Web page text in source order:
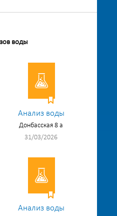
воды
Анализ воды
Донбасская 8 а
31/03/2026
Анализ воды